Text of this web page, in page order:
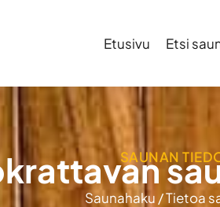
Etusivu Etsi
SAUNAN
Saunahaku /Tietoa